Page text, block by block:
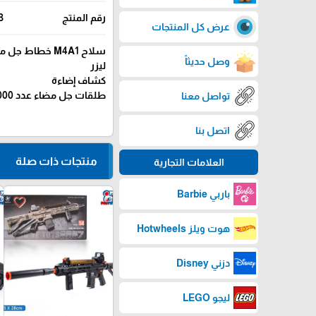
عرض كل المنتجات
وصل حديثاً
تواصل معنا
اتصل بنا
العلامات التجارية
باربي Barbie
هوت ويلز Hotwheels
دزني Disney
ليجو LEGO
رقم المنتج
سلاح M4A1 خطاط جل مضاء
ليزر
كشاف إضاءة
طلقات جل مضاء عدد 2000
منتجات ذات صلة
favorite_border